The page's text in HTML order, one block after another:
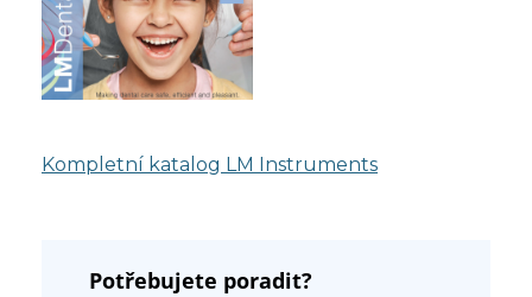
Kompletní katalog LM Instruments
Potřebujete poradit?